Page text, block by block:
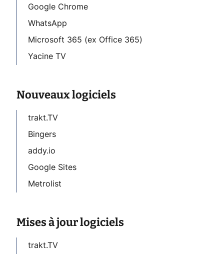
Google Chrome
WhatsApp
Microsoft 365 (ex Office 365)
Yacine TV
Nouveaux logiciels
trakt.TV
Bingers
addy.io
Google Sites
Metrolist
Mises à jour logiciels
trakt.TV